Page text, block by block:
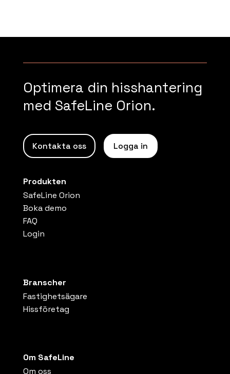
Optimera din hisshantering
med SafeLine Orion.
Kontakta oss Logga in
Produkten
SafeLine Orion
Boka demo
FAQ
Login
Branscher
Fastighetsägare
Hissföretag
Om SafeLine
Om oss